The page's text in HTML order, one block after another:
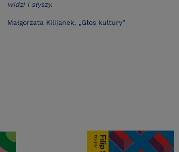
widzi i słyszy.
Małgorzata Kilijanek, „Głos kultury”